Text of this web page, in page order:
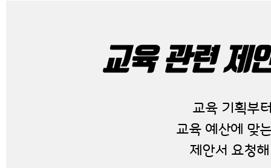
교육 관련 제
교육 기획부
교육 예산에 맞
제안서 요청